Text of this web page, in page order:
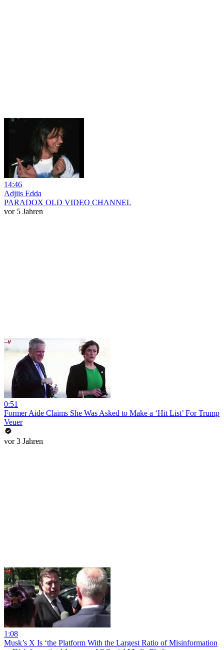
14:46
Adjiis Edda
PARADOX OLD VIDEO CHANNEL
vor 5 Jahren
0:51
Former Aide Claims She Was Asked to Make a ‘Hit List’ For Trump
Veuer
vor 3 Jahren
1:08
Musk’s X Is ‘the Platform With the Largest Ratio of Misinformation